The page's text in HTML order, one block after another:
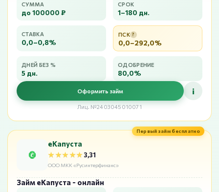
СУММА
до 100000 ₽
СРОК
1–180 дн.
СТАВКА
0,0–0,8%
ПСК ?
0,0–292,0%
ДНЕЙ БЕЗ %
5 дн.
ОДОБРЕНИЕ
80,0%
Оформить займ i
Лиц. №2403045010071
Первый займ бесплатно
еКапуста
★★★★★
★★★★★3,31
ООО МКК «Русинтерфинанс»
Займ еКапуста - онлайн